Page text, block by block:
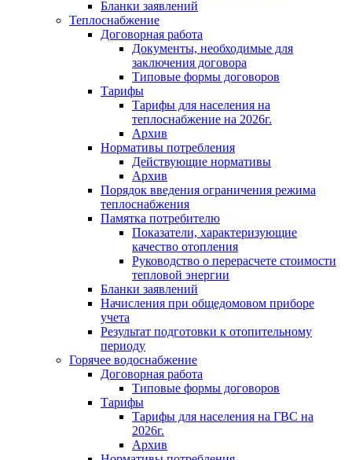
Бланки заявлений
Теплоснабжение
Договорная работа
Документы, необходимые для
заключения договора
Типовые формы договоров
Тарифы
Тарифы для населения на
теплоснабжение на 2026г.
Архив
Нормативы потребления
Действующие нормативы
Архив
Порядок введения ограничения режима
теплоснабжения
Памятка потребителю
Показатели, характеризующие
качество отопления
Руководство о перерасчете стоимости
тепловой энергии
Бланки заявлений
Начисления при общедомовом приборе
учета
Результат подготовки к отопительному
периоду
Горячее водоснабжение
Договорная работа
Типовые формы договоров
Тарифы
Тарифы для населения на ГВС на
2026г.
Архив